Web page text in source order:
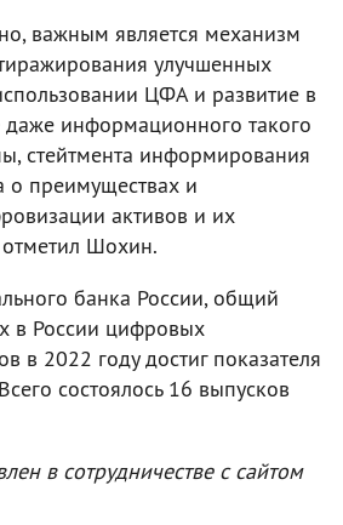
важным является механизм
улучшенных
ЦФА и развитие в
информационного такого
стейтмента информирования
о преимуществах и
активов и их
Шохин.
банка России, общий
в России цифровых
в 2022 году достиг показателя
состоялось 16 выпусков
в сотрудничестве с сайтом